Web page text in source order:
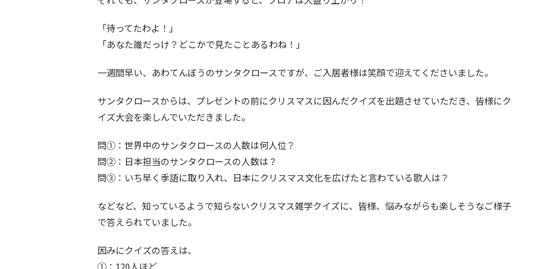
「待ってたわよ！」
「あなた誰だっけ？どこかで見たことあるわね！」
一週間早い、あわてんぼうのサンタクロースですが、ご入居者様は笑顔で迎えてくださいました。
サンタクロースからは、プレゼントの前にクリスマスに因んだクイズを出題させていただき、皆様にク
イズ大会を楽しんでいただきました。
問①：世界中のサンタクロースの人数は何人位？
問②：日本担当のサンタクロースの人数は？
問③：いち早く季語に取り入れ、日本にクリスマス文化を広げたと言わている歌人は？
などなど、知っているようで知らないクリスマス雑学クイズに、皆様、悩みながらも楽しそうなご様子
で答えられていました。
因みにクイズの答えは、
①：120人ほど